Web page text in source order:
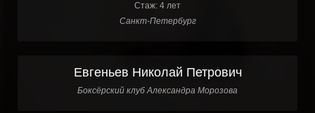
Стаж: 4 лет
Санкт-Петербург
Евгеньев Николай Петрович
Боксёрский клуб Александра Морозова